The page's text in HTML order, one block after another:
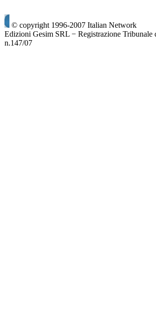
© copyright 1996-2007 Italian Network
Edizioni Gesim SRL − Registrazione
n.147/07